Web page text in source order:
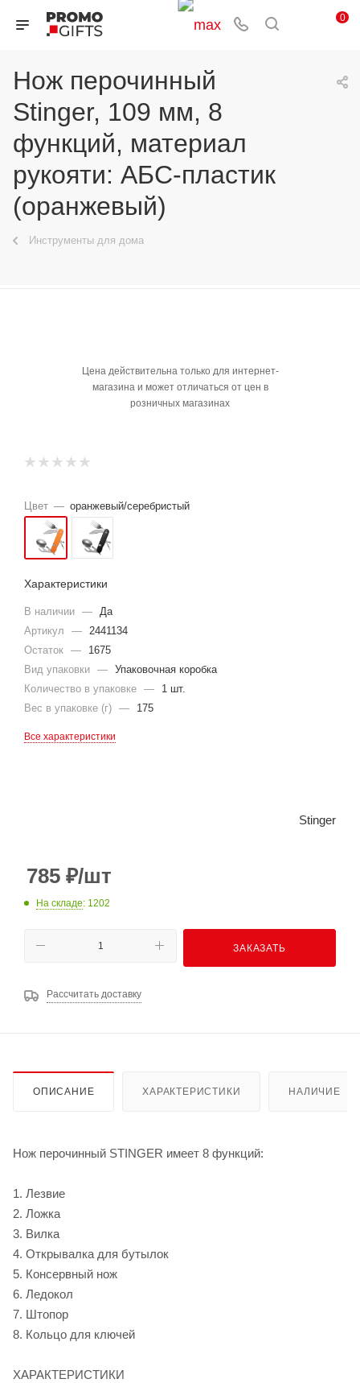
0
Нож перочинный
Stinger, 109 мм, 8
функций, материал
рукояти: АБС-пластик
(оранжевый)
Инструменты для дома
Цена действительна только для интернет-
магазина и может отличаться от цен в
розничных магазинах
Цвет — оранжевый/серебристый
Характеристики
В наличии —
Да
Артикул
—
2441134
Остаток —
1675
Вид упаковки — Упаковочная коробка
Количество в упаковке —
1 шт.
Вес в упаковке (г) — 175
Все характеристики
Stinger
785 ₽/шт
На складе: 1202
ЗАКАЗАТЬ
Рассчитать доставку
ОПИСАНИЕ ХАРАКТЕРИСТИКИ НАЛИЧИЕ
Нож перочинный STINGER имеет 8 функций:
1. Лезвие
2. Ложка
3. Вилка
4. Открывалка для бутылок
5. Консервный нож
6. Ледокол
7. Штопор
8. Кольцо для ключей
ХАРАКТЕРИСТИКИ